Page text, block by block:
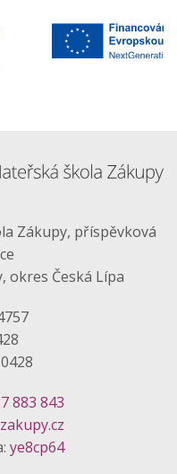
Zákupy, příspěvková
okres Česká Lípa
883 843
ye8cp64